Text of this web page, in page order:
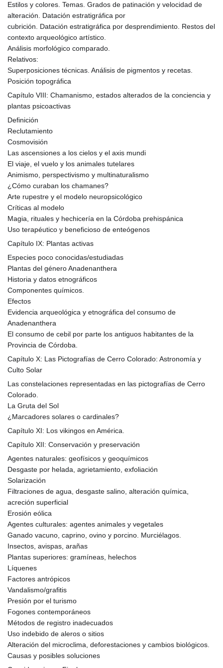
Estilos y colores. Temas. Grados de patinación y velocidad de
alteración. Datación estratigráfica por
cubrición. Datación estratigráfica por desprendimiento. Restos del
contexto arqueológico artístico.
Análisis morfológico comparado.
Relativos:
Superposiciones técnicas. Análisis de pigmentos y recetas.
Posición topográfica
Capítulo VIII: Chamanismo, estados alterados de la conciencia y
plantas psicoactivas
Definición
Reclutamiento
Cosmovisión
Las ascensiones a los cielos y el axis mundi
El viaje, el vuelo y los animales tutelares
Animismo, perspectivismo y multinaturalismo
¿Cómo curaban los chamanes?
Arte rupestre y el modelo neuropsicológico
Críticas al modelo
Magia, rituales y hechicería en la Córdoba prehispánica
Uso terapéutico y beneficioso de enteógenos
Capítulo IX: Plantas activas
Especies poco conocidas/estudiadas
Plantas del género Anadenanthera
Historia y datos etnográficos
Componentes químicos.
Efectos
Evidencia arqueológica y etnográfica del consumo de
Anadenanthera
El consumo de cebil por parte los antiguos habitantes de la
Provincia de Córdoba.
Capítulo X: Las Pictografías de Cerro Colorado: Astronomía y
Culto Solar
Las constelaciones representadas en las pictografías de Cerro
Colorado.
La Gruta del Sol
¿Marcadores solares o cardinales?
Capítulo XI: Los vikingos en América.
Capítulo XII: Conservación y preservación
Agentes naturales: geofísicos y geoquímicos
Desgaste por helada, agrietamiento, exfoliación
Solarización
Filtraciones de agua, desgaste salino, alteración química,
acreción superficial
Erosión eólica
Agentes culturales: agentes animales y vegetales
Ganado vacuno, caprino, ovino y porcino. Murciélagos.
Insectos, avispas, arañas
Plantas superiores: gramíneas, helechos
Líquenes
Factores antrópicos
Vandalismo/grafitis
Presión por el turismo
Fogones contemporáneos
Métodos de registro inadecuados
Uso indebido de aleros o sitios
Alteración del microclima, deforestaciones y cambios biológicos.
Causas y posibles soluciones